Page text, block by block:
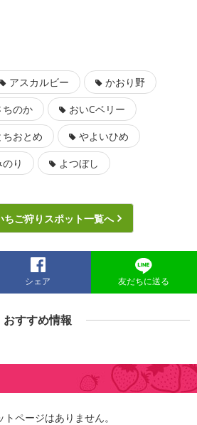
アスカルビー
かおり野
ちのか
おいCベリー
ちおとめ
やよいひめ
り よつぼし
ちご狩りスポット一覧へ
シェア 友だちに送る
おすすめ情報
ページはありません。